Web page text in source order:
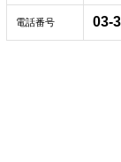
電話番号 03-